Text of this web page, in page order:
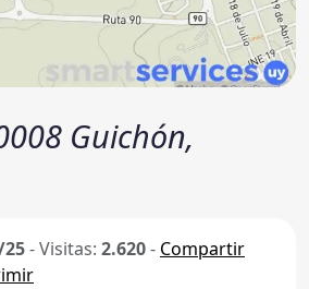
Guichón,
-Visitas: 2.620- Compartir